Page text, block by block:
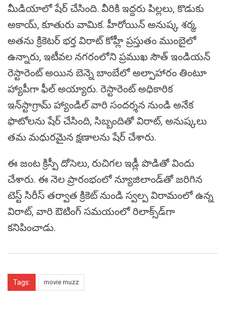
మీడియాలో షేర్ చేసింది. వీరికి ఇద్దరు పిల్లలు, కొడుకు
అకాయ్, కూతురు వామిక. హీరోయిన్‌ అనుష్క శర్మ,
అతను క్రికెటర్ భర్త విరాట్ కోహ్లీ ప్రస్తుతం ముంబైలో
ఉన్నారు, ఇటీవల నగరంలోని ప్రముఖ సౌత్ ఇండియన్
రెస్టారెంట్ అయిన బెన్నె బాంబేలో అల్పాహారం తింటూ
హ్యాపీగా ఫీల్ అయ్యారు. రెస్టారెంట్ అధికారిక
ఇన్‌స్టాగ్రామ్ హ్యాండిల్ వారి సందర్శన నుండి అనేక
ఫొటోలను షేర్ చేసింది, సిబ్బందితో విరాట్, అనుష్కలు
తమ మధురమైన క్షణాలను షేర్ చేశారు.
ఈ జంట క్రిస్పీ దోసెలు, రుచిగల ఇడ్లీ పొడితో విందు
చేశారు. ఈ నెల ప్రారంభంలో న్యూజిలాండ్‌తో జరిగిన
టెస్ట్ సిరీస్ తర్వాత క్రికెట్ నుండి స్వల్ప విరామంలో ఉన్న
విరాట్, వారి ఔటింగ్ సమయంలో రిలాక్స్‌డ్‌గా
కనిపించాడు.
Tags: movie muzz